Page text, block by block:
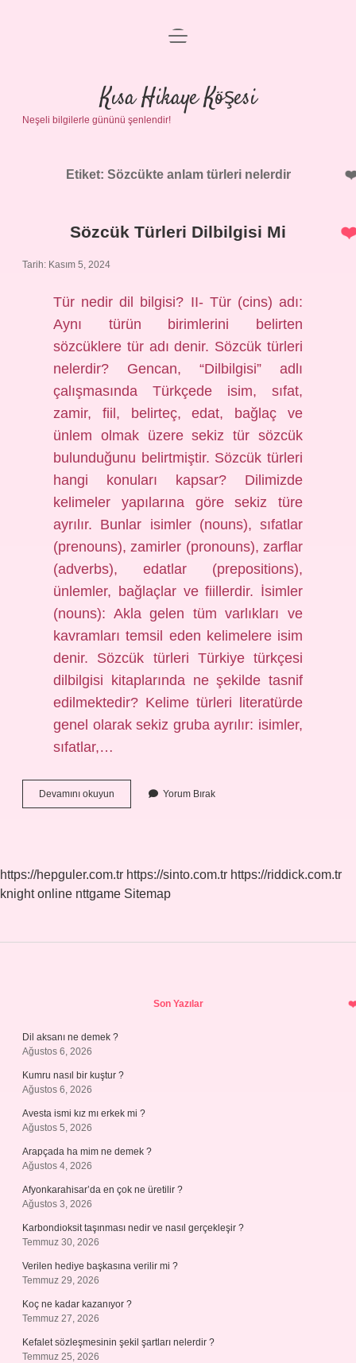
Anasayfa
Gizlilik Politikası
Yasal Uyarı
menüyü
Kısa Hikaye Köşesi
Neşeli bilgilerle gününü şenlendir!
Etiket: Sözcükte anlam türleri nelerdir
Sözcük Türleri Dilbilgisi Mi
Tarih: Kasım 5, 2024
Tür nedir dil bilgisi? II- Tür (cins) adı:
Aynı türün birimlerini belirten
sözcüklere tür adı denir. Sözcük türleri
nelerdir? Gencan, “Dilbilgisi” adlı
çalışmasında Türkçede isim, sıfat,
zamir, fiil, belirteç, edat, bağlaç ve
ünlem olmak üzere sekiz tür sözcük
bulunduğunu belirtmiştir. Sözcük türleri
hangi konuları kapsar? Dilimizde
kelimeler yapılarına göre sekiz türe
ayrılır. Bunlar isimler (nouns), sıfatlar
(prenouns), zamirler (pronouns), zarflar
(adverbs), edatlar (prepositions),
ünlemler, bağlaçlar ve fiillerdir. İsimler
(nouns): Akla gelen tüm varlıkları ve
kavramları temsil eden kelimelere isim
denir. Sözcük türleri Türkiye türkçesi
dilbilgisi kitaplarında ne şekilde tasnif
edilmektedir? Kelime türleri literatürde
genel olarak sekiz gruba ayrılır: isimler,
sıfatlar,…
Devamını okuyun
Türleri
Yorum Bırak
https://hepguler.com.tr https://sinto.com.tr https://riddick.com.tr
knight online nttgame Sitemap
Son Yazılar
Dil aksanı ne demek ?
Ağustos 6, 2026
Kumru nasıl bir kuştur ?
Ağustos 6, 2026
Avesta ismi kız mı erkek mi ?
Ağustos 5, 2026
Arapçada ha mim ne demek ?
Ağustos 4, 2026
Afyonkarahisar’da en çok ne üretilir ?
Ağustos 3, 2026
Karbondioksit taşınması nedir ve nasıl gerçekleşir ?
Temmuz 30, 2026
Verilen hediye başkasına verilir mi ?
Temmuz 29, 2026
Koç ne kadar kazanıyor ?
Temmuz 27, 2026
Kefalet sözleşmesinin şekil şartları nelerdir ?
Temmuz 25, 2026